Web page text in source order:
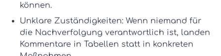
können.
Unklare Zuständigkeiten: Wenn niemand für
die Nachverfolgung verantwortlich ist, landen
Kommentare in Tabellen statt in konkreten